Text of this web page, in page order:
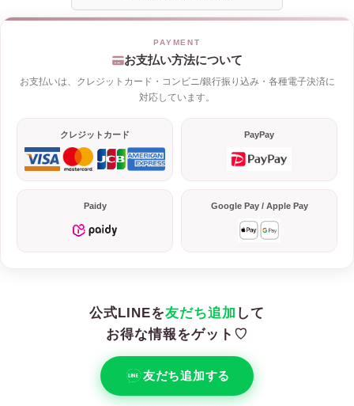
お支払い方法について
お支払いは、クレジットカード・コンビニ/銀行振り込み・各種電子決済に
対応しています。
クレジットカード PayPay
Paidy Google Pay / Apple Pay
公式LINEを友だち追加 して
お得な情報をゲット♡
友だち追加する